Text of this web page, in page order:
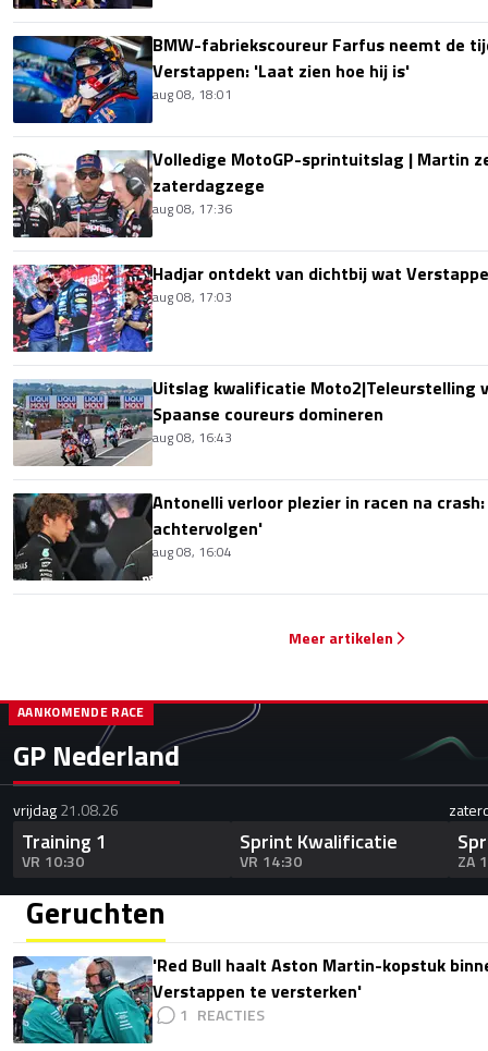
BMW-fabriekscoureur Farfus neemt de
Verstappen: 'Laat zien hoe hij is'
aug 08, 18:01
Volledige MotoGP-sprintuitslag | Martin
zaterdagzege
aug 08, 17:36
Hadjar ontdekt van dichtbij wat
aug 08, 17:03
Uitslag kwalificatie Moto2|Teleurstelling
Spaanse coureurs domineren
aug 08, 16:43
Antonelli verloor plezier in racen na
achtervolgen'
aug 08, 16:04
Meer artikelen
GP Nederland
AANKOMENDE RACE
vrijdag21.08.26
Training 1
VR 10:30
Sprint Kwalificatie
VR 14:30 ZA
Geruchten
'Red Bull haalt Aston Martin-kopstuk
Verstappen te versterken'
1